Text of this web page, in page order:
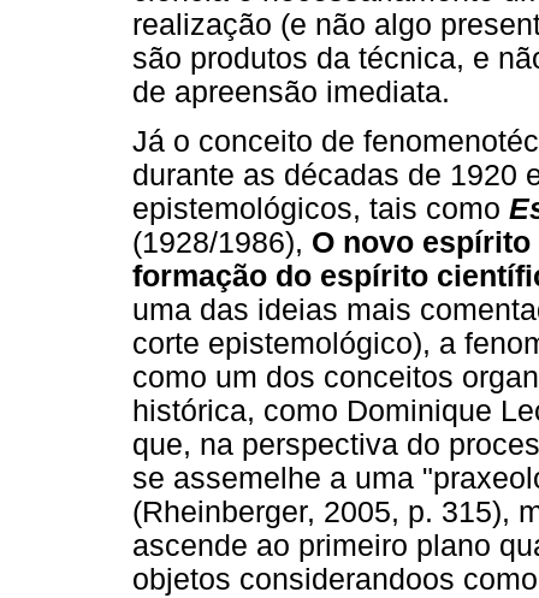
realização (e não algo
são produtos da técnica, e
de apreensão imediata.
Já o conceito de
durante as décadas de 1920
epistemológicos, tais como
(1928/1986), O novo
formação do espírito
uma das ideias mais
corte epistemológico), a
como um dos conceitos
histórica, como Dominique
que, na perspectiva do
se assemelhe a uma
(Rheinberger, 2005, p. 315),
ascende ao primeiro plano
objetos considerandoos